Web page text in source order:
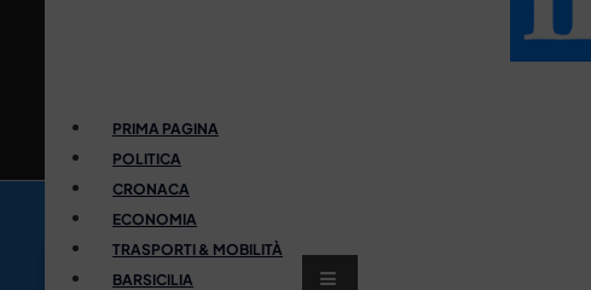
PRIMA PAGINA
POLITICA
CRONACA
ECONOMIA
TRASPORTI & MOBILITÀ
BARSICILIA